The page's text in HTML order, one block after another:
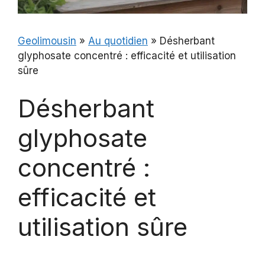
Geolimousin » Au quotidien » Désherbant
glyphosate concentré : efficacité et utilisation
sûre
Désherbant
glyphosate
concentré :
efficacité et
utilisation sûre